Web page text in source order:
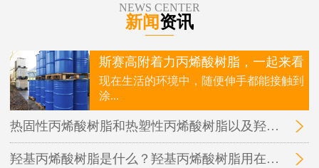
NEWS CENTER
新闻资讯
斯赛高附着力丙烯酸树脂，一起来看
现在生活的环境中，随便伸手都能接触到
涂...
热固性丙烯酸树脂和热塑性丙烯酸树脂以及羟基丙烯酸树脂三者之间的区别在哪里？
羟基丙烯酸树脂是什么？羟基丙烯酸树脂用在哪里？